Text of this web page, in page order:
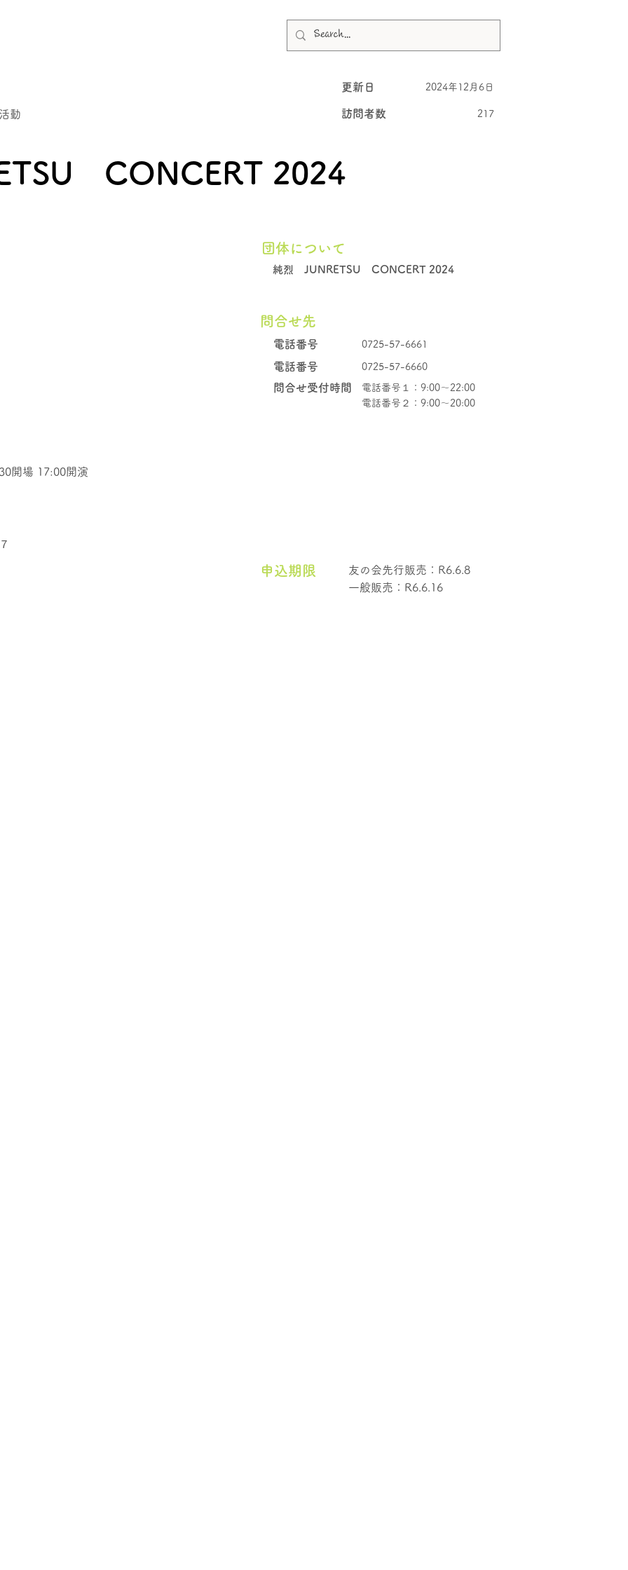
更新日 2024年12月6日
動 訪問者数 217
CONCERT 2024
開場 17:00開演
団体について
純烈 JUNRETSU CONCERT 2024
問合せ先
電話番号 0725-57-6661
電話番号 0725-57-6660
問合せ受付時間
電話番号１：9:00～22:00
電話番号２：9:00～20:00
申込期限
友の会先行販売：R6.6.8
一般販売：R6.6.16